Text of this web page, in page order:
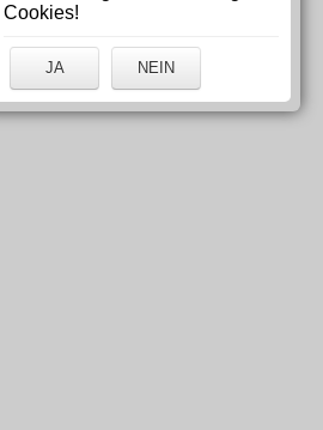
Cookies!
JA NEIN